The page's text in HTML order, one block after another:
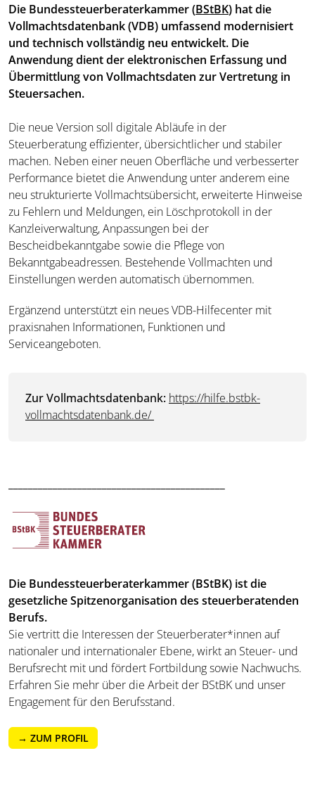
Die Bundessteuerberaterkammer (BStBK) hat die
Vollmachtsdatenbank (VDB) umfassend modernisiert
und technisch vollständig neu entwickelt. Die
Anwendung dient der elektronischen Erfassung und
Übermittlung von Vollmachtsdaten zur Vertretung in
Steuersachen.
Die neue Version soll digitale Abläufe in der
Steuerberatung effizienter, übersichtlicher und stabiler
machen. Neben einer neuen Oberfläche und verbesserter
Performance bietet die Anwendung unter anderem eine
neu strukturierte Vollmachtsübersicht, erweiterte Hinweise
zu Fehlern und Meldungen, ein Löschprotokoll in der
Kanzleiverwaltung, Anpassungen bei der
Bescheidbekanntgabe sowie die Pflege von
Bekanntgabeadressen. Bestehende Vollmachten und
Einstellungen werden automatisch übernommen.
Ergänzend unterstützt ein neues VDB-Hilfecenter mit
praxisnahen Informationen, Funktionen und
Serviceangeboten.
Zur Vollmachtsdatenbank: https://hilfe.bstbk-
vollmachtsdatenbank.de/
Die Bundessteuerberaterkammer (BStBK) ist die
gesetzliche Spitzenorganisation des steuerberatenden
Berufs.
Sie vertritt die Interessen der Steuerberater*innen auf
nationaler und internationaler Ebene, wirkt an Steuer- und
Berufsrecht mit und fördert Fortbildung sowie Nachwuchs.
Erfahren Sie mehr über die Arbeit der BStBK und unser
Engagement für den Berufsstand.
→ ZUM PROFIL